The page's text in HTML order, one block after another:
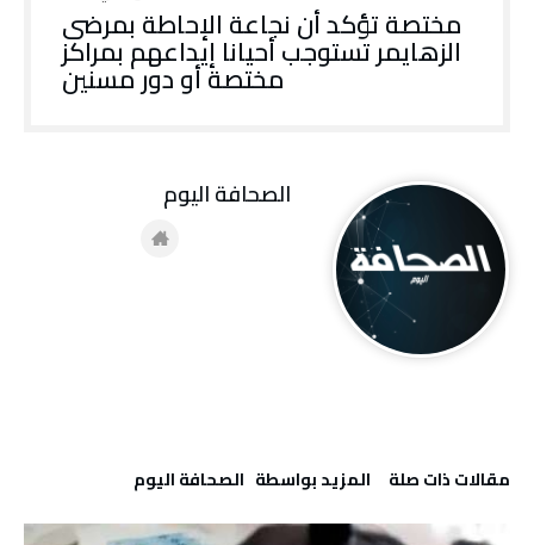
مختصة تؤكد أن نجاعة الإحاطة بمرضى
الزهايمر تستوجب أحيانا إيداعهم بمراكز
مختصة أو دور مسنين
‫مقالات ذات صلة‬ ‫‫المزيد بواسطة‬ ‬ ‭ ‬الصحافة‭ ‬اليوم